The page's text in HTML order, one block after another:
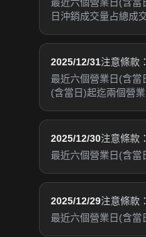
日沖銷成交量占總成
2025/12/31注意條款
最近六個營業日(含當
(含當日)起迄兩個營
2025/12/30注意條款
最近六個營業日(含當
2025/12/29注意條款
最近六個營業日(含當